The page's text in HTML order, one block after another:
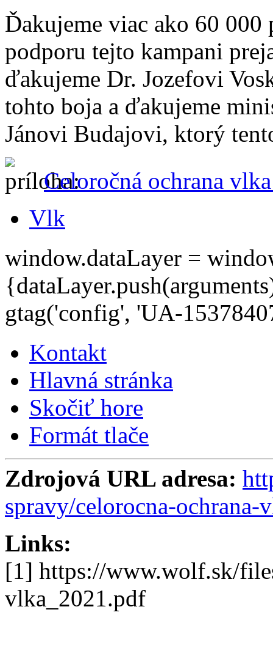
Ďakujeme viac ako 60
podporu tejto kampani
ďakujeme Dr. Jozefovi
tohto boja a ďakujeme
Jánovi Budajovi, ktorý
Celoročná ochrana
Vlk
window.dataLayer =
gtag('config', 'UA-
Kontakt
Hlavná stránka
Skočiť hore
Formát tlače
Zdrojová URL adresa:
spravy/celorocna-ochrana-
Links:
[1] https://www.wolf.sk/
vlka_2021.pdf